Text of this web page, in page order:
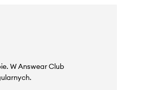
W Answear Club